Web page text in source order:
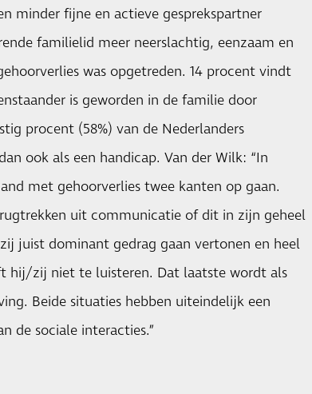
minder fijne en actieve gesprekspartner
familielid meer neerslachtig, eenzaam en
was opgetreden. 14 procent vindt
is geworden in de familie door
procent (58%) van de Nederlanders
ook als een handicap. Van der Wilk: “In
met gehoorverlies twee kanten op gaan.
uit communicatie of dit in zijn geheel
juist dominant gedrag gaan vertonen en heel
hij/zij niet te luisteren. Dat laatste wordt als
Beide situaties hebben uiteindelijk een
de sociale interacties.”